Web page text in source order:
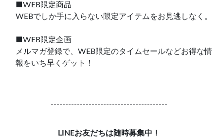
■WEB限定商品
WEBでしか手に入らない限定アイテムをお見逃しなく。
■WEB限定企画
メルマガ登録で、WEB限定のタイムセールなどお得な情
報をいち早くゲット！
----------------------------------------
LINEお友だちは随時募集中！